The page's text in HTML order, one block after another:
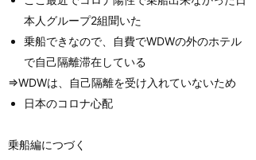
本人グループ2組聞いた
乗船できなので、自費でWDWの外のホテル
で自己隔離滞在している
⇒WDWは、自己隔離を受け入れていないため
日本のコロナ心配
乗船編につづく